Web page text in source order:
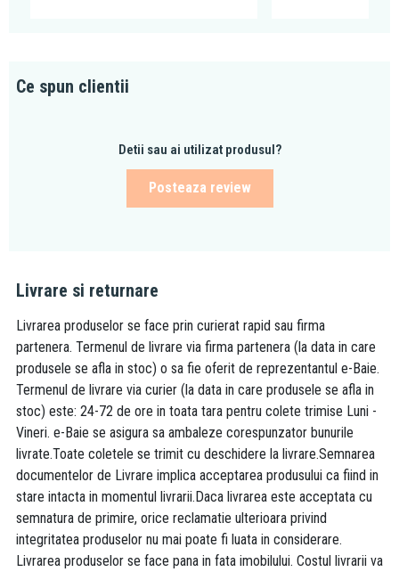
Ce spun clientii
Detii sau ai utilizat produsul?
Posteaza review
Livrare si returnare
Livrarea produselor se face prin curierat rapid sau firma
partenera. Termenul de livrare via firma partenera (la data in care
produsele se afla in stoc) o sa fie oferit de reprezentantul e-Baie.
Termenul de livrare via curier (la data in care produsele se afla in
stoc) este: 24-72 de ore in toata tara pentru colete trimise Luni -
Vineri. e-Baie se asigura sa ambaleze corespunzator bunurile
livrate.Toate coletele se trimit cu deschidere la livrare.Semnarea
documentelor de Livrare implica acceptarea produsului ca fiind in
stare intacta in momentul livrarii.Daca livrarea este acceptata cu
semnatura de primire, orice reclamatie ulterioara privind
integritatea produselor nu mai poate fi luata in considerare.
Livrarea produselor se face pana in fata imobilului. Costul livrarii va